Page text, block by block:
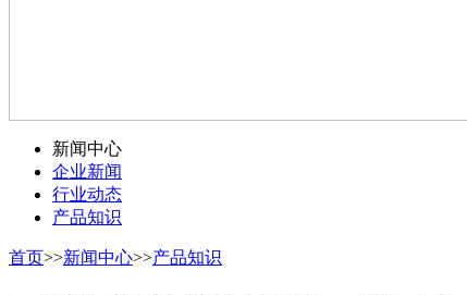
新闻中心
企业新闻
行业动态
产品知识
首页>>新闻中心>>产品知识